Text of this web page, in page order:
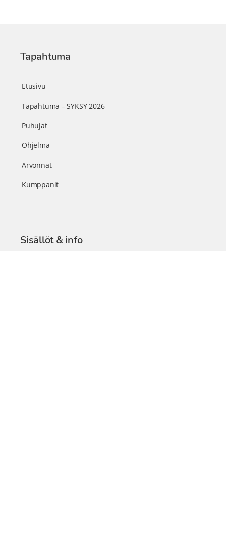
Tapahtuma
Etusivu
Tapahtuma – SYKSY 2026
Puhujat
Ohjelma
Arvonnat
Kumppanit
Sisällöt & info